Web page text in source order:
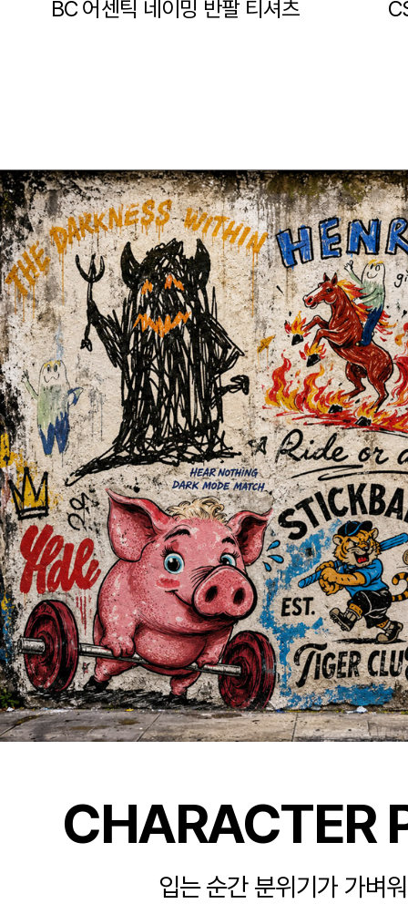
BC 어센틱 네이밍 반팔 티셔츠
CHARACTER
입는 순간 분위기가 가벼